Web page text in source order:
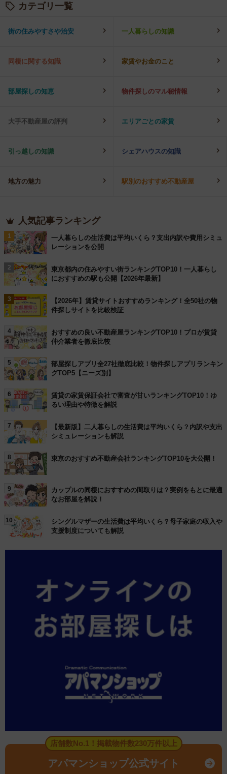
カテゴリ一覧
街の住みやすさや治安 一人暮らしの知識
同棲に関する知識 家賃やお金のこと
部屋探しの知恵 物件探しのマル秘情報
大手不動産屋の評判 エリアごとの家賃
引っ越しの知識 シェアハウスの知識
地方の魅力 駅別のおすすめ不動産屋
人気記事ランキング
1
一人暮らしの生活費は平均いくら？支出内訳や費用シミュ
レーションを公開
2
東京都内の住みやすい街ランキングTOP10！一人暮らし
におすすめの駅も公開【2026年最新】
3
【2026年】賃貸サイトおすすめランキング！全50社の物
件探しサイトを比較検証
4
おすすめの良い不動産屋ランキングTOP10！プロが賃貸
仲介業者を徹底比較
5
部屋探しアプリ全27社徹底比較！物件探しアプリランキン
グTOP5【ニーズ別】
6
賃貸の家賃保証会社で審査が甘いランキングTOP10！ゆ
るい理由や特徴を解説
7
【最新版】二人暮らしの生活費は平均いくら？内訳や支出
シミュレーションも解説
8 東京のおすすめ不動産会社ランキングTOP10を大公開！
9
カップルの同棲におすすめの間取りは？実例をもとに最適
なお部屋を解説！
10
シングルマザーの生活費は平均いくら？母子家庭の収入や
支援制度についても解説
店舗数No.1！掲載物件数230万件以上
アパマンショップ公式サイト